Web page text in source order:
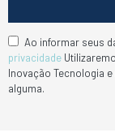
Ao informar seus
privacidade
Inovação Tecnologia
alguma.